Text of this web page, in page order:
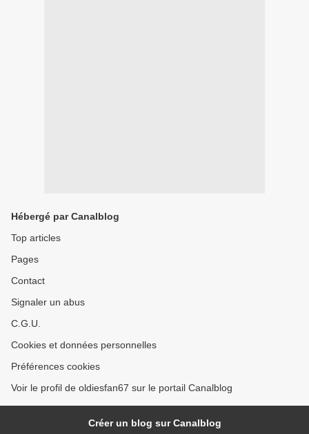
Hébergé par Canalblog
Top articles
Pages
Contact
Signaler un abus
C.G.U.
Cookies et données personnelles
Préférences cookies
Voir le profil de oldiesfan67 sur le portail Canalblog
Créer un blog sur Canalblog